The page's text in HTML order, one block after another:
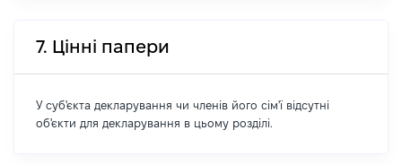
7. Цінні папери
У суб'єкта декларування чи членів його сім'ї відсутні
об'єкти для декларування в цьому розділі.